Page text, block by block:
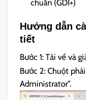
chuẩn (GDI+)
Hướng dẫn
tiết
Bước 1: Tải về và
Bước 2: Chuột
Administrator”.